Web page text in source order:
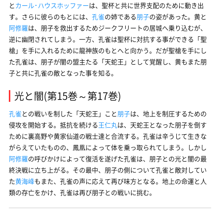
とカール･ハウスホッファーは、聖杯と共に世界支配のために動き出
す。さらに彼らのもとには、 孔雀の姉である朋子の姿があった。黄と
阿修羅は、朋子を救出するためジークフリートの居城へ乗り込むが、
逆に幽閉されてしまう。一方、孔雀は聖杯に対抗する事ができる「聖
槍」を手に入れるために龍神族のもとへと向かう。だが聖槍を手にし
た孔雀は、朋子が闇の盟主たる「天蛇王」として覚醒し、黄もまた朋
子と共に孔雀の敵となった事を知る。
光と闇(第15巻～第17巻)
孔雀との戦いを制した「天蛇王」こと朋子は、地上を制圧するための
侵攻を開始する。抵抗を続ける王仁丸は、天蛇王となった朋子を倒す
ために裏高野や黄家仙道の戦士達と合流する。孔雀は辛うじて生きな
がらえていたものの、鳳凰によって体を乗っ取られてしまう。しかし
阿修羅の呼びかけによって復活を遂げた孔雀は、朋子との光と闇の最
終決戦に立ち上がる。その最中、朋子の側について孔雀と敵対してい
た黄海峰もまた、孔雀の声に応えて再び味方となる。地上の命運と人
類の存亡をかけ、孔雀は再び朋子との戦いに挑む。